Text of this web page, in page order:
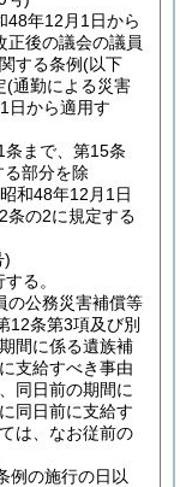
48年12月1日から
正後の議会の議員
する条例(以下
(通勤による災害
日から適用す
まで、第15条
部分を除
和48年12月1日
条の2に規定する
)
る。
の公務災害補償等
12条第3項及び別
間に係る遺族補
支給すべき事由
同日前の期間に
同日前に支給す
は、なお従前の
例の施行の日以